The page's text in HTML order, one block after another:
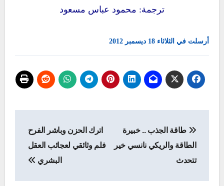
ترجمة: محمود عباس مسعود
أرسلت في الثلاثاء 18 ديسمبر 2012
المقالات
طاقة الجذب .. خبيرة
الطاقة والريكي نانسي خير
تتحدث
اترك الحزن وباشر الفرح
فلم وثائقي لعجائب العقل
البشري